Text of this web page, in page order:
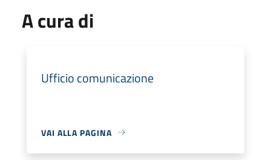
A cura di
Ufficio comunicazione
VAI ALLA PAGINA